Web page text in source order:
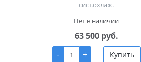
сист.охлаж.
Нет в наличии
63 500 руб.
-
+ Купить